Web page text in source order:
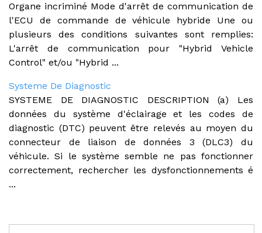
Organe incriminé Mode d'arrêt de communication de
l'ECU de commande de véhicule hybride Une ou
plusieurs des conditions suivantes sont remplies:
L'arrêt de communication pour "Hybrid Vehicle
Control" et/ou "Hybrid ...
Systeme De Diagnostic
SYSTEME DE DIAGNOSTIC DESCRIPTION (a) Les
données du système d'éclairage et les codes de
diagnostic (DTC) peuvent être relevés au moyen du
connecteur de liaison de données 3 (DLC3) du
véhicule. Si le système semble ne pas fonctionner
correctement, rechercher les dysfonctionnements é
...